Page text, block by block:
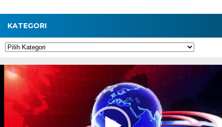
KATEGORI
Kategori
Pemutar
Video